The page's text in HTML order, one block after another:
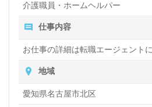
介護職員・ホームヘルパー
仕事内容
お仕事の詳細は転職エージェント
地域
愛知県名古屋市北区